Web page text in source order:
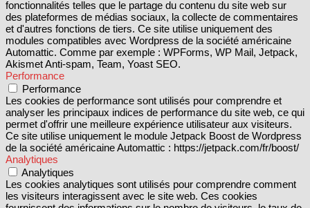
fonctionnalités telles que le partage du contenu du site web sur
des plateformes de médias sociaux, la collecte de commentaires
et d'autres fonctions de tiers. Ce site utilise uniquement des
modules compatibles avec Wordpress de la société américaine
Automattic. Comme par exemple : WPForms, WP Mail, Jetpack,
Akismet Anti-spam, Team, Yoast SEO.
Performance
Performance
Les cookies de performance sont utilisés pour comprendre et
analyser les principaux indices de performance du site web, ce qui
permet d'offrir une meilleure expérience utilisateur aux visiteurs.
Ce site utilise uniquement le module Jetpack Boost de Wordpress
de la société américaine Automattic : https://jetpack.com/fr/boost/
Analytiques
Analytiques
Les cookies analytiques sont utilisés pour comprendre comment
les visiteurs interagissent avec le site web. Ces cookies